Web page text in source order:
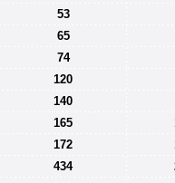
53
65
74
120
140
165
172
434